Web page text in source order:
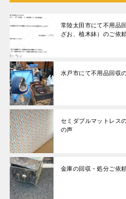
常陸太田市にて不用品
ざお、植木鉢）のご依
水戸市にて不用品回収
セミダブルマットレス
の声
金庫の回収・処分ご依